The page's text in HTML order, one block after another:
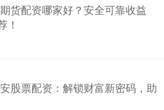
货配资哪家好？安全可靠收益
！
股票配资：解锁财富新密码，助